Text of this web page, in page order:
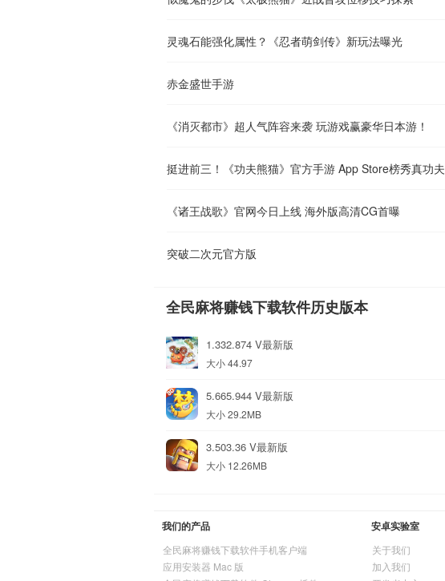
灵魂石能强化属性？《忍者萌剑传》新玩法曝光
赤金盛世手游
《消灭都市》超人气阵容来袭 玩游戏赢豪华日本游！
挺进前三！《功夫熊猫》官方手游 App Store榜秀真功夫
《诸王战歌》官网今日上线 海外版高清CG首曝
突破二次元官方版
全民麻将赚钱下载软件历史版本
1.332.874 V最新版
大小 44.97
5.665.944 V最新版
大小 29.2MB
3.503.36 V最新版
大小 12.26MB
我们的产品
全民麻将赚钱下载软件手机客户端
应用安装器 Mac 版
安卓实验室
关于我们
加入我们